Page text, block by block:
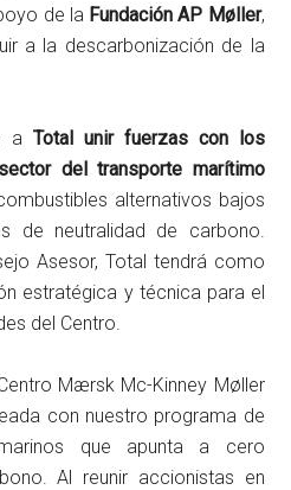
de la Fundación AP Møller,
a la descarbonización de la
a Total unir fuerzas con los
del transporte marítimo
alternativos bajos
de neutralidad de carbono.
Asesor, Total tendrá como
estratégica y técnica para el
del Centro.
Mærsk Mc-Kinney Møller
con nuestro programa de
que apunta a cero
Al reunir accionistas en